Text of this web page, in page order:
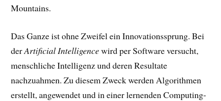
Mountains.
Das Ganze ist ohne Zweifel ein Innovationssprung. Bei
derArtificial Intelligencewird per Software versucht,
menschliche Intelligenz und deren Resultate
nachzuahmen. Zu diesem Zweck werden Algorithmen
erstellt, angewendet und in einer lernenden Computing-